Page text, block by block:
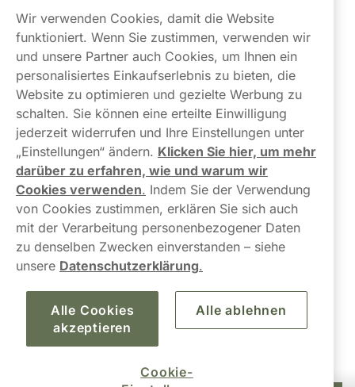
Kontaktiere uns!
hallo@northerner.com
+498001844282
Mo-Do: 08-17 Uhr (Pause: 12-13) Fr: 09-17 Uhr
Links
Über uns
Wir verwenden Cookies, damit die Website
funktioniert. Wenn Sie zustimmen, verwenden wir
und unsere Partner auch Cookies, um Ihnen ein
personalisiertes Einkaufserlebnis zu bieten, die
Website zu optimieren und gezielte Werbung zu
schalten. Sie können eine erteilte Einwilligung
jederzeit widerrufen und Ihre Einstellungen unter
„Einstellungen“ ändern. Klicken Sie hier, um mehr
darüber zu erfahren, wie und warum wir
Cookies verwenden. Indem Sie der Verwendung
von Cookies zustimmen, erklären Sie sich auch
mit der Verarbeitung personenbezogener Daten
zu denselben Zwecken einverstanden – siehe
unsere Datenschutzerklärung.
Alle Cookies
akzeptieren
Alle ablehnen
Cookie-